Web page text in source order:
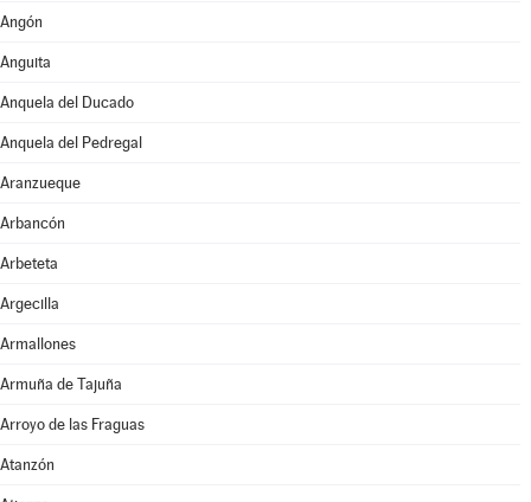
Angón
Anguita
Anquela del Ducado
Anquela del Pedregal
Aranzueque
Arbancón
Arbeteta
Argecilla
Armallones
Armuña de Tajuña
Arroyo de las Fraguas
Atanzón